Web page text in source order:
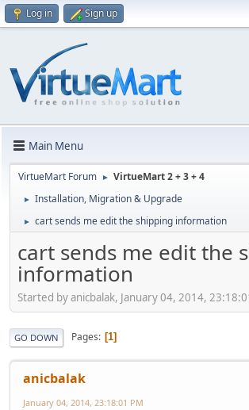
Log in Sign up
Main Menu
VirtueMart Forum ► VirtueMart 2 + 3 + 4
► Installation, Migration & Upgrade
► cart sends me edit the shipping information
cart sends me edit the
information
Started by anicbalak, January 04, 2014,
GO DOWN Pages 1
anicbalak
January 04, 2014, 23:18:01 PM